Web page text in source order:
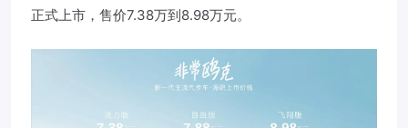
正式上市，售价7.38万到8.98万元。